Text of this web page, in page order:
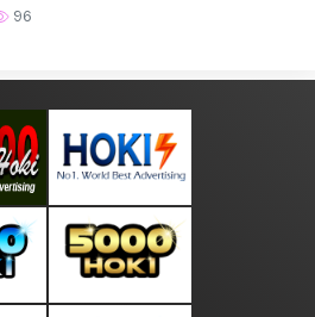
96